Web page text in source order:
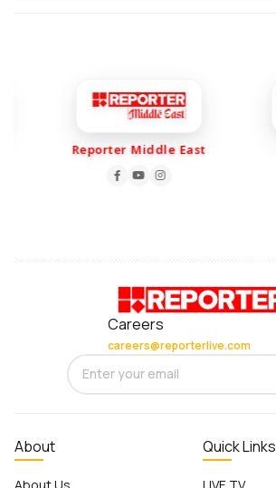
Reporter Middle East
Careers
careers@reporterlive.com
About Quick Links